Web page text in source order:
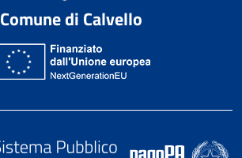
Comune di Calvello